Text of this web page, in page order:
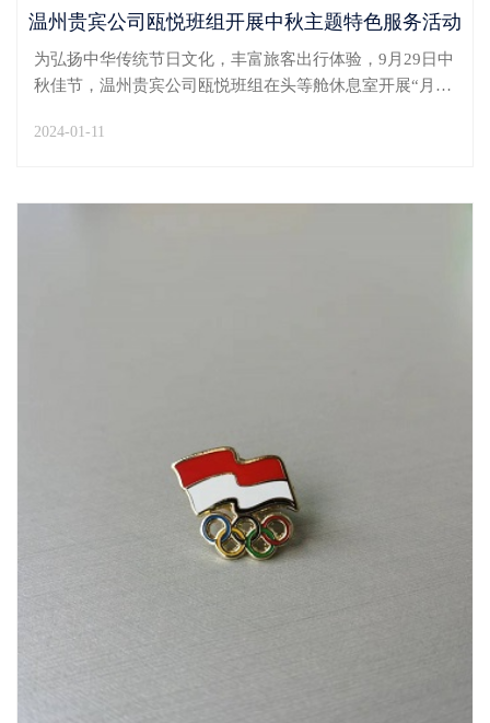
温州贵宾公司瓯悦班组开展中秋主题特色服务活动
为弘扬中华传统节日文化，丰富旅客出行体验，9月29日中
秋佳节，温州贵宾公司瓯悦班组在头等舱休息室开展“月圆
围。活动当天，工作人员精心布置现场。休息室入口、吧
2024-01-11